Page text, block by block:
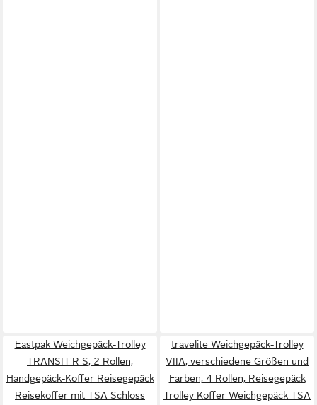
Eastpak Weichgepäck-Trolley
TRANSIT'R S, 2 Rollen,
Handgepäck-Koffer Reisegepäck
Reisekoffer mit TSA Schloss
travelite Weichgepäck-Trolley
VIIA, verschiedene Größen und
Farben, 4 Rollen, Reisegepäck
Trolley Koffer Weichgepäck TSA